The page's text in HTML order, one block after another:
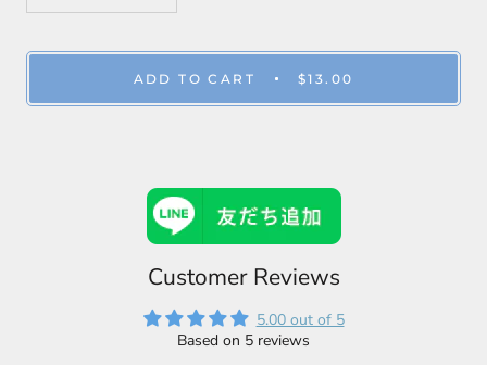
ADD TO CART $13.00
Customer Reviews
5.00 out of 5
Based on 5 reviews